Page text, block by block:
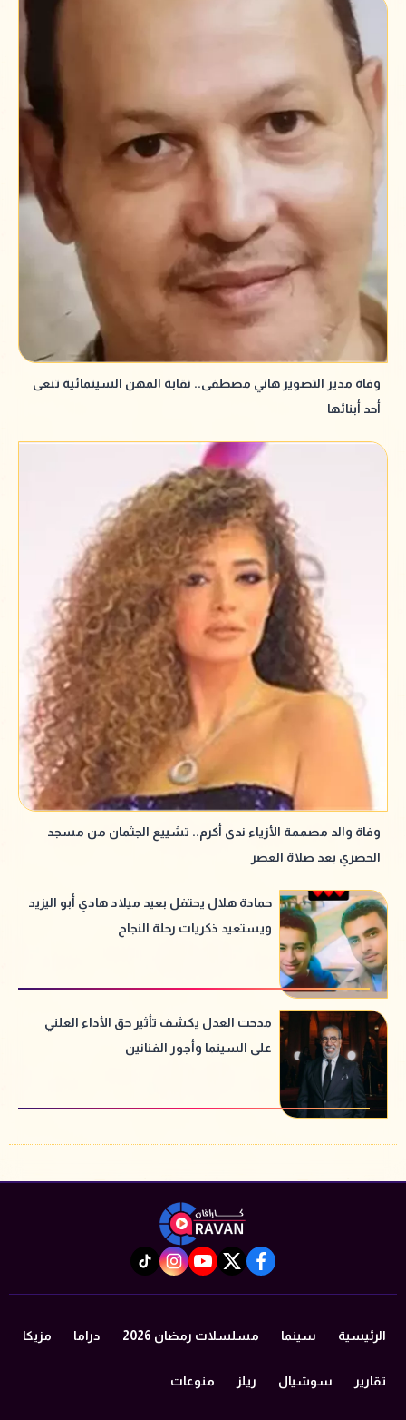
وفاة مدير التصوير هاني مصطفى.. نقابة المهن السينمائية تنعى
أحد أبنائها
وفاة والد مصممة الأزياء ندى أكرم.. تشييع الجثمان من مسجد
الحصري بعد صلاة العصر
حمادة هلال يحتفل بعيد ميلاد هادي أبو اليزيد
ويستعيد ذكريات رحلة النجاح
مدحت العدل يكشف تأثير حق الأداء العلني
على السينما وأجور الفنانين
facebook
twitter
youtube
instagram
tiktok
الرئيسية سينما مسلسلات رمضان 2026 دراما مزيكا
تقارير سوشيال ريلز منوعات